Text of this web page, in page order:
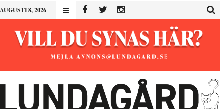
AUGUSTI 8, 2026